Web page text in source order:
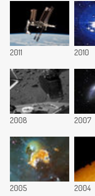
2011 2010
2008 2007
2005 2004